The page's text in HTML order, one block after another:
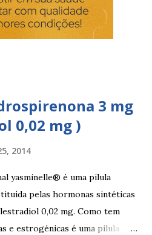
3 mg
0,02 mg )
2014
yasminelle® é uma pilula
pelas hormonas sintéticas
0,02 mg. Como tem
e estrogénicas é uma pilula